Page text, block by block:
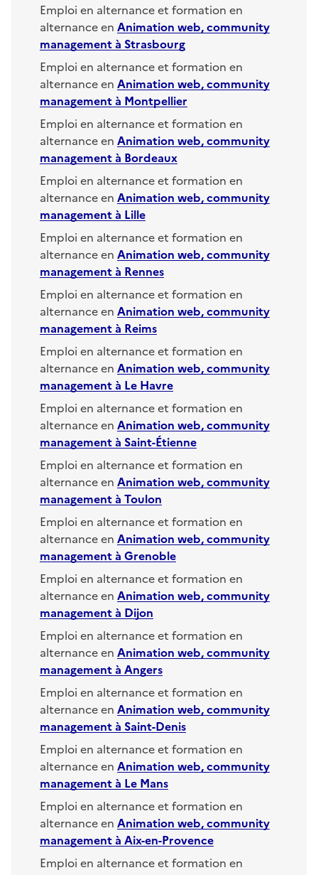
Emploi en alternance et formation en
alternance en Animation web, community
managementà Strasbourg
Emploi en alternance et formation en
alternance en Animation web, community
managementà Montpellier
Emploi en alternance et formation en
alternance en Animation web, community
managementà Bordeaux
Emploi en alternance et formation en
alternance en Animation web, community
managementà Lille
Emploi en alternance et formation en
alternance en Animation web, community
managementà Rennes
Emploi en alternance et formation en
alternance en Animation web, community
managementà Reims
Emploi en alternance et formation en
alternance en Animation web, community
managementà Le Havre
Emploi en alternance et formation en
alternance en Animation web, community
managementà Saint-Étienne
Emploi en alternance et formation en
alternance en Animation web, community
managementà Toulon
Emploi en alternance et formation en
alternance en Animation web, community
managementà Grenoble
Emploi en alternance et formation en
alternance en Animation web, community
managementà Dijon
Emploi en alternance et formation en
alternance en Animation web, community
managementà Angers
Emploi en alternance et formation en
alternance en Animation web, community
managementà Saint-Denis
Emploi en alternance et formation en
alternance en Animation web, community
managementà Le Mans
Emploi en alternance et formation en
alternance en Animation web, community
managementà Aix-en-Provence
Emploi en alternance et formation en